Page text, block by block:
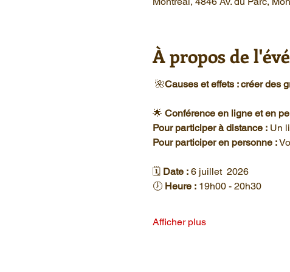
À propos de
🌺Causes et effets : créer des
🌟 Conférence en ligne et en
Pour participer à distance : Un
Pour participer en personne :
🗓️ Date : 6 juillet  2026
🕖 Heure : 19h00 - 20h30
Afficher plus